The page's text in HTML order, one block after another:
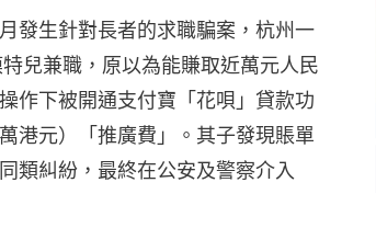
發生針對長者的求職騙案，杭州一
兒兼職，原以為能賺取近萬元人民
作下被開通支付寶「花唄」貸款功
港元）「推廣費」。其子發現賬單
類糾紛，最終在公安及警察介入